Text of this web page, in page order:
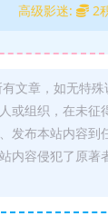
高级影迷: 2
文章，如无特
或组织，在未征
发布本站内容到
内容侵犯了原著